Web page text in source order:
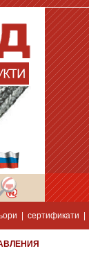
сертификати